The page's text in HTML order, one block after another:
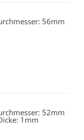
56mm
52mm
1mm